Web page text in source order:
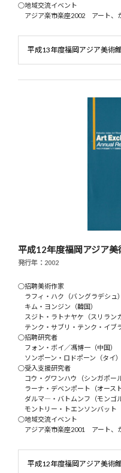
○地域交流イベント
アジア楽市楽座2002 アート、
平成13年度福岡アジア美術
平成12年度福岡アジア
発行年：2002
○招聘美術作家
ラフィ・ハク（バングラデシュ）
キム・ヨンジン（韓国）
スジト・ラトナヤケ（スリランカ
テンク・サブリ・テンク・イブ
○招聘研究者
フォン・ボイ／馮博一（中国）
ソンポーン・ロドポーン（タイ）
○受入支援研究者
コウ・グワンハウ（シンガポール
ラーナ・デベンポート（オースト
ダルマ―・バトムンフ（モンゴル
モントリー・トエンソンバット
○地域交流イベント
アジア楽市楽座2001 アート、
平成12年度福岡アジア美術